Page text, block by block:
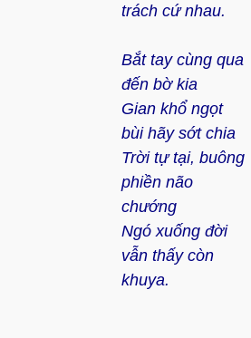
trách cứ nhau.
Bắt tay cùng qua
đến bờ kia
Gian khổ ngọt
bùi hãy sớt chia
Trời tự tại, buông
phiền não
chướng
Ngó xuống đời
vẫn thấy còn
khuya.